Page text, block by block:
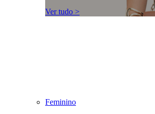
Ver tudo >
Feminino